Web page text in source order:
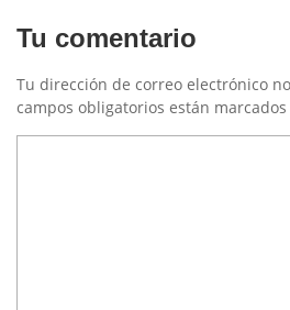
Tu comentario
Tu dirección de correo electrónico
campos obligatorios están marcados